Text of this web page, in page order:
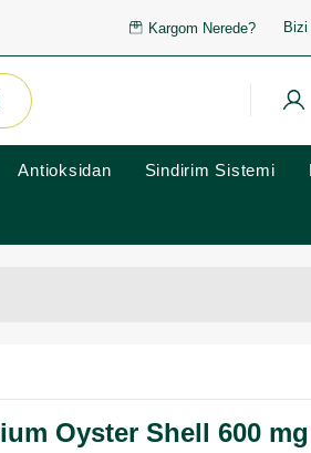
Kargom Nerede?
Antioksidan Sindirim Sistemi
Oyster Shell 600